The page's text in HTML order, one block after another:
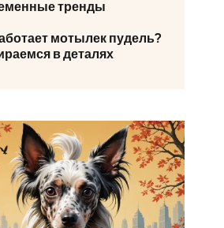
тренды
мотылек пудель?
в деталях